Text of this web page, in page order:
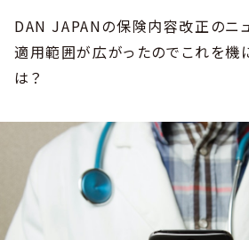
DAN JAPANの保険内容改正のニュ
適用範囲が広がったのでこれを機
は？